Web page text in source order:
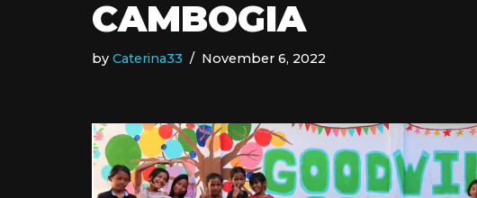
CAMBOGIA
by Caterina33 November 6, 2022